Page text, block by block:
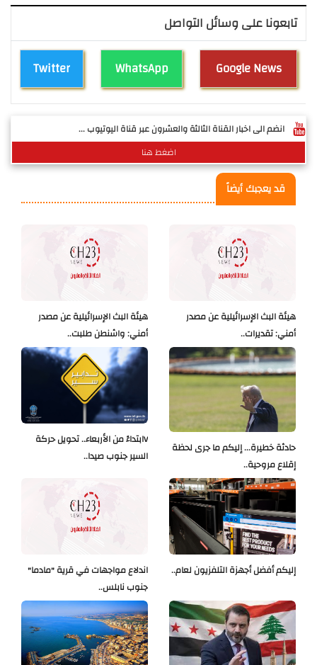
تابعونا على وسائل التواصل
Twitter WhatsApp Google News
انضم الى اخبار القناة الثالثة والعشرون عبر قناة اليوتيوب ...
اضغط هنا
قد يعجبك أيضاً
هيئة البث الإسرائيلية عن مصدر
أمني: واشنطن طلبت..
هيئة البث الإسرائيلية عن مصدر
أمني: تقديرات..
Vابتداءً من الأربعاء.. تحويل حركة
السير جنوب صيدا..
حادثة خطيرة... إليكم ما جرى لحظة
إقلاع مروحية..
اندلاع مواجهات في قرية "مادما"
جنوب نابلس..
إليكم أفضل أجهزة التلفزيون لعام..